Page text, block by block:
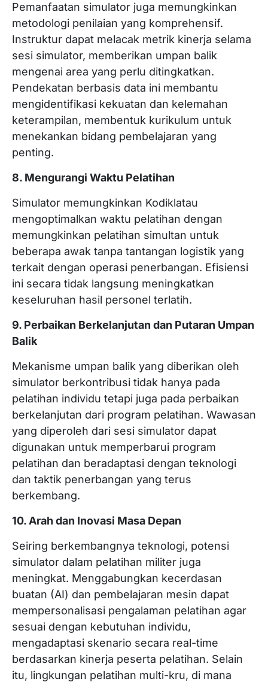
Pemanfaatan simulator juga memungkinkan
metodologi penilaian yang komprehensif.
Instruktur dapat melacak metrik kinerja selama
sesi simulator, memberikan umpan balik
mengenai area yang perlu ditingkatkan.
Pendekatan berbasis data ini membantu
mengidentifikasi kekuatan dan kelemahan
keterampilan, membentuk kurikulum untuk
menekankan bidang pembelajaran yang
penting.
8. Mengurangi Waktu Pelatihan
Simulator memungkinkan Kodiklatau
mengoptimalkan waktu pelatihan dengan
memungkinkan pelatihan simultan untuk
beberapa awak tanpa tantangan logistik yang
terkait dengan operasi penerbangan. Efisiensi
ini secara tidak langsung meningkatkan
keseluruhan hasil personel terlatih.
9. Perbaikan Berkelanjutan dan Putaran Umpan
Balik
Mekanisme umpan balik yang diberikan oleh
simulator berkontribusi tidak hanya pada
pelatihan individu tetapi juga pada perbaikan
berkelanjutan dari program pelatihan. Wawasan
yang diperoleh dari sesi simulator dapat
digunakan untuk memperbarui program
pelatihan dan beradaptasi dengan teknologi
dan taktik penerbangan yang terus
berkembang.
10. Arah dan Inovasi Masa Depan
Seiring berkembangnya teknologi, potensi
simulator dalam pelatihan militer juga
meningkat. Menggabungkan kecerdasan
buatan (AI) dan pembelajaran mesin dapat
mempersonalisasi pengalaman pelatihan agar
sesuai dengan kebutuhan individu,
mengadaptasi skenario secara real-time
berdasarkan kinerja peserta pelatihan. Selain
itu, lingkungan pelatihan multi-kru, di mana